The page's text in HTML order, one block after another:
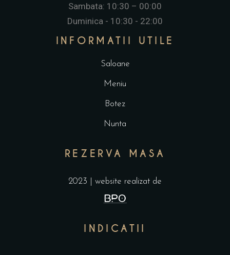
Sambata: 10:30 – 00:00
Duminica - 10:30 - 22:00
INFORMATII UTILE
Saloane
Meniu
Botez
Nunta
REZERVA MASA
2023 | website realizat de
INDICATII